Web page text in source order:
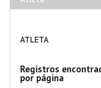
ATLETA
Registros
por página